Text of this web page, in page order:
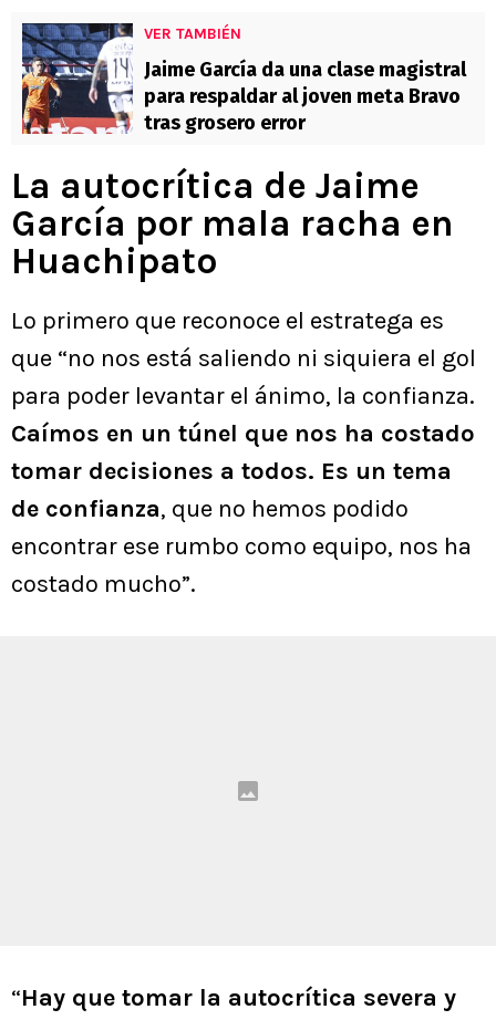
VER TAMBIÉN
Jaime García da una clase magistral
para respaldar al joven meta Bravo
tras grosero error
La autocrítica de Jaime
García por mala racha en
Huachipato
Lo primero que reconoce el estratega es
que “no nos está saliendo ni siquiera el gol
para poder levantar el ánimo, la confianza.
Caímos en un túnel que nos ha costado
tomar decisiones a todos. Es un tema
de confianza, que no hemos podido
encontrar ese rumbo como equipo, nos ha
costado mucho”.
“Hay que tomar la autocrítica severa y